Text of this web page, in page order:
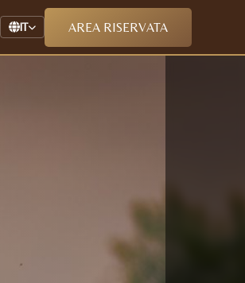
IT AREA RISERVATA